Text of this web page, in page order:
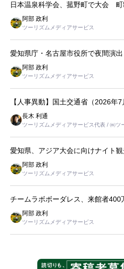
日本温泉科学会、菰野町で大会
阿部 政利
ツーリズムメディアサービス
愛知県庁・名古屋市役所で夜間演
阿部 政利
ツーリズムメディアサービス
【人事異動】国土交通省（2026年
長木 利通
ツーリズムメディアサービス代表 / ㈱ツ
愛知県、アジア大会に向けナイト
阿部 政利
ツーリズムメディアサービス
チームラボボーダレス、来館者400
阿部 政利
ツーリズムメディアサービス